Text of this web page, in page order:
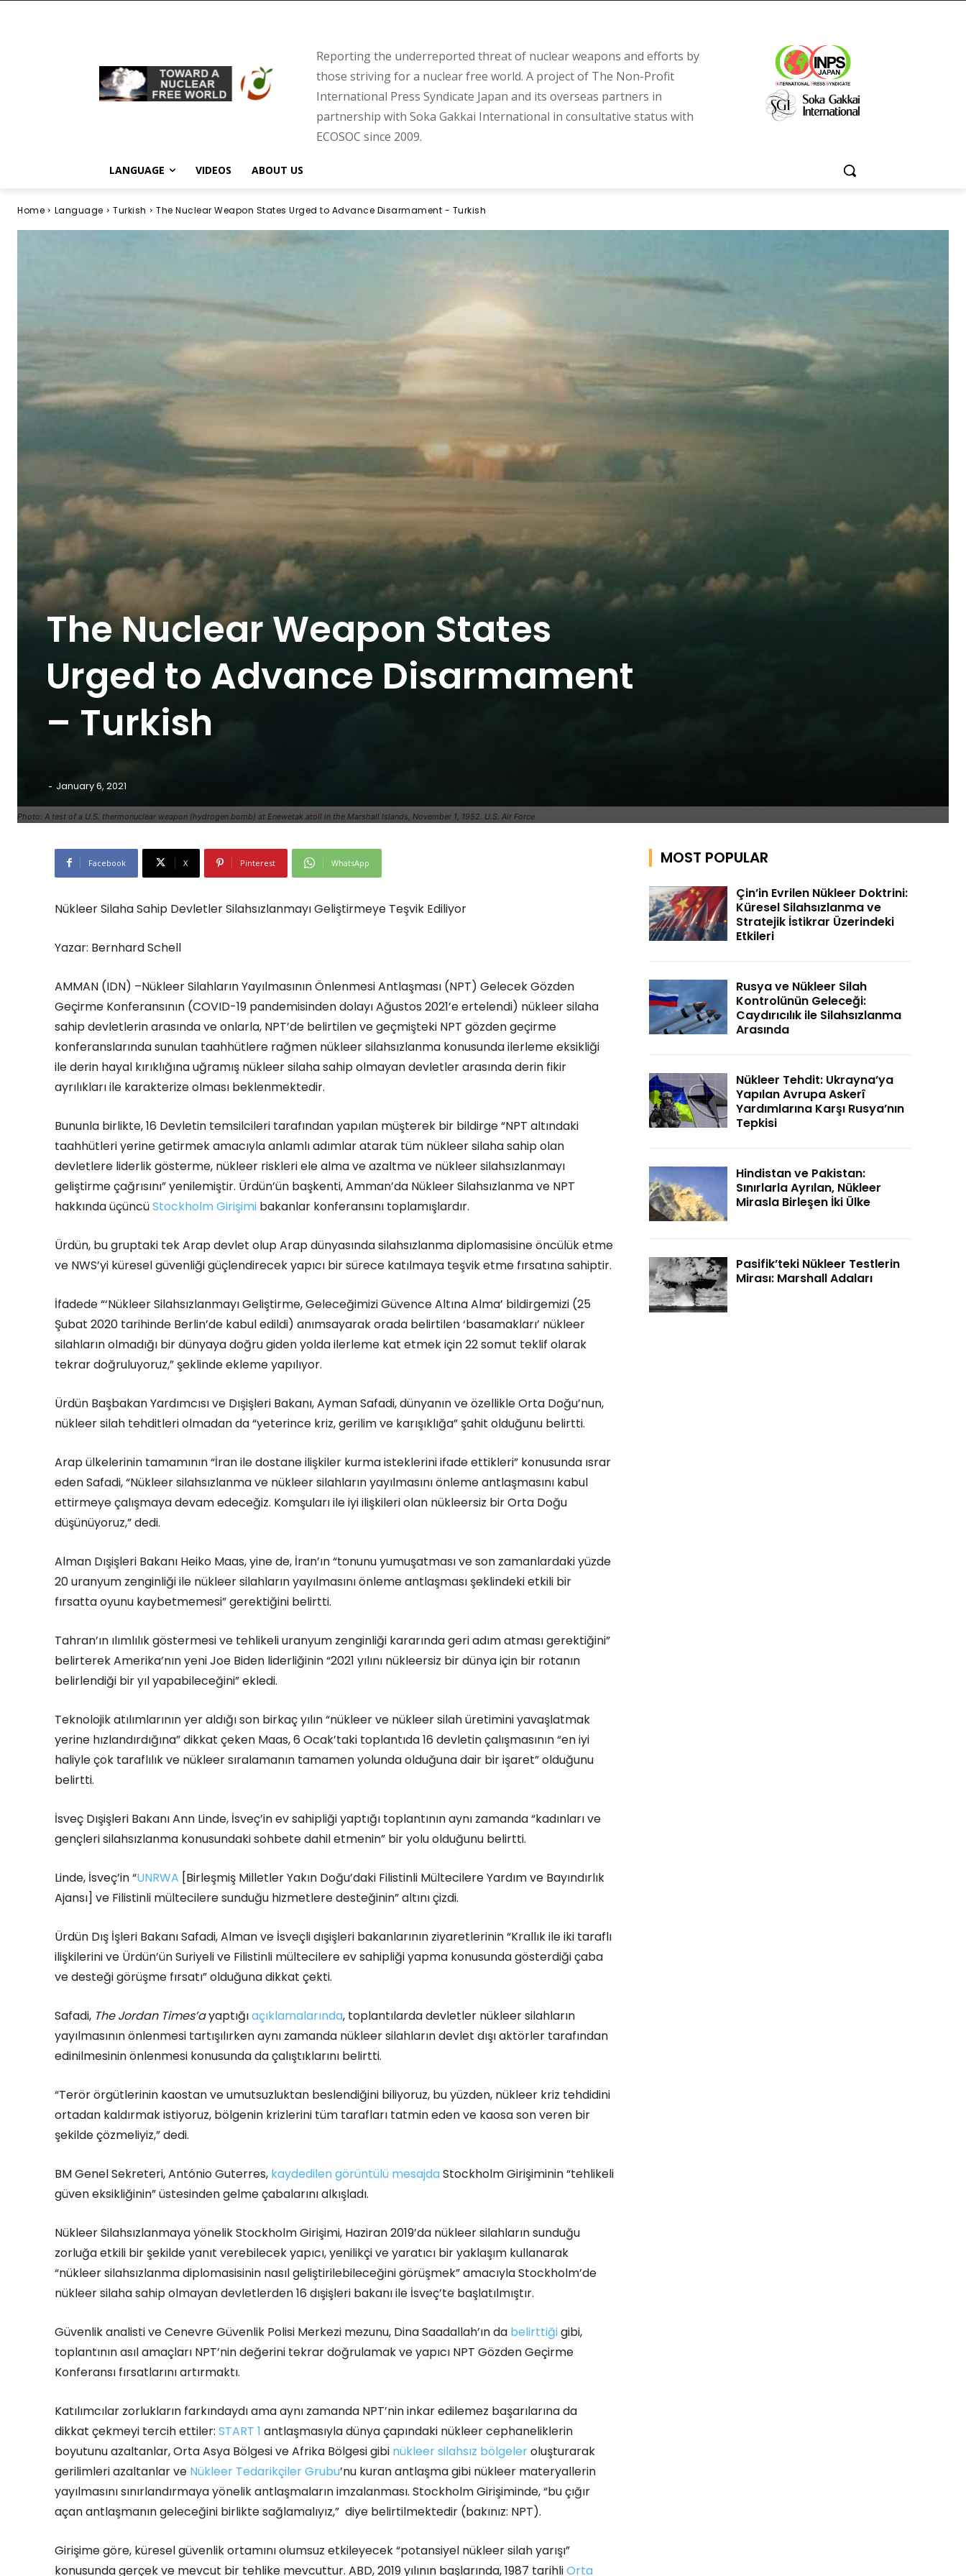
Reporting the underreported threat of nuclear weapons and efforts by
those striving for a nuclear free world. A project of The Non-Profit
International Press Syndicate Japan and its overseas partners in
partnership with Soka Gakkai International in consultative status with
ECOSOC since 2009.
LANGUAGE VIDEOS ABOUT US
Home Language Turkish The Nuclear Weapon States Urged to Advance Disarmament - Turkish
Photo: A test of a U.S. thermonuclear weapon (hydrogen bomb) at Enewetak atoll in the Marshall Islands, November 1, 1952. U.S. Air Force
The Nuclear Weapon States
Urged to Advance Disarmament
– Turkish
- January 6, 2021
Facebook X Pinterest WhatsApp
Nükleer Silaha Sahip Devletler Silahsızlanmayı Geliştirmeye Teşvik Ediliyor
Yazar: Bernhard Schell
AMMAN (IDN) –Nükleer Silahların Yayılmasının Önlenmesi Antlaşması (NPT) Gelecek Gözden
Geçirme Konferansının (COVID-19 pandemisinden dolayı Ağustos 2021’e ertelendi) nükleer silaha
sahip devletlerin arasında ve onlarla, NPT’de belirtilen ve geçmişteki NPT gözden geçirme
konferanslarında sunulan taahhütlere rağmen nükleer silahsızlanma konusunda ilerleme eksikliği
ile derin hayal kırıklığına uğramış nükleer silaha sahip olmayan devletler arasında derin fikir
ayrılıkları ile karakterize olması beklenmektedir.
Bununla birlikte, 16 Devletin temsilcileri tarafından yapılan müşterek bir bildirge “NPT altındaki
taahhütleri yerine getirmek amacıyla anlamlı adımlar atarak tüm nükleer silaha sahip olan
devletlere liderlik gösterme, nükleer riskleri ele alma ve azaltma ve nükleer silahsızlanmayı
geliştirme çağrısını” yenilemiştir. Ürdün’ün başkenti, Amman’da Nükleer Silahsızlanma ve NPT
hakkında üçüncüStockholm Girişimi bakanlar konferansını toplamışlardır.
Ürdün, bu gruptaki tek Arap devlet olup Arap dünyasında silahsızlanma diplomasisine öncülük etme
ve NWS’yi küresel güvenliği güçlendirecek yapıcı bir sürece katılmaya teşvik etme fırsatına sahiptir.
İfadede “‘Nükleer Silahsızlanmayı Geliştirme, Geleceğimizi Güvence Altına Alma’ bildirgemizi (25
Şubat 2020 tarihinde Berlin’de kabul edildi) anımsayarak orada belirtilen ‘basamakları’ nükleer
silahların olmadığı bir dünyaya doğru giden yolda ilerleme kat etmek için 22 somut teklif olarak
tekrar doğruluyoruz,” şeklinde ekleme yapılıyor.
Ürdün Başbakan Yardımcısı ve Dışişleri Bakanı, Ayman Safadi, dünyanın ve özellikle Orta Doğu’nun,
nükleer silah tehditleri olmadan da “yeterince kriz, gerilim ve karışıklığa” şahit olduğunu belirtti.
Arap ülkelerinin tamamının “İran ile dostane ilişkiler kurma isteklerini ifade ettikleri” konusunda ısrar
eden Safadi, “Nükleer silahsızlanma ve nükleer silahların yayılmasını önleme antlaşmasını kabul
ettirmeye çalışmaya devam edeceğiz. Komşuları ile iyi ilişkileri olan nükleersiz bir Orta Doğu
düşünüyoruz,” dedi.
Alman Dışişleri Bakanı Heiko Maas, yine de, İran’ın “tonunu yumuşatması ve son zamanlardaki yüzde
20 uranyum zenginliği ile nükleer silahların yayılmasını önleme antlaşması şeklindeki etkili bir
fırsatta oyunu kaybetmemesi” gerektiğini belirtti.
Tahran’ın ılımlılık göstermesi ve tehlikeli uranyum zenginliği kararında geri adım atması gerektiğini”
belirterek Amerika’nın yeni Joe Biden liderliğinin “2021 yılını nükleersiz bir dünya için bir rotanın
belirlendiği bir yıl yapabileceğini” ekledi.
Teknolojik atılımlarının yer aldığı son birkaç yılın “nükleer ve nükleer silah üretimini yavaşlatmak
yerine hızlandırdığına” dikkat çeken Maas, 6 Ocak’taki toplantıda 16 devletin çalışmasının “en iyi
haliyle çok taraflılık ve nükleer sıralamanın tamamen yolunda olduğuna dair bir işaret” olduğunu
belirtti.
İsveç Dışişleri Bakanı Ann Linde, İsveç’in ev sahipliği yaptığı toplantının aynı zamanda “kadınları ve
gençleri silahsızlanma konusundaki sohbete dahil etmenin” bir yolu olduğunu belirtti.
Linde, İsveç’in “UNRWA [Birleşmiş Milletler Yakın Doğu’daki Filistinli Mültecilere Yardım ve Bayındırlık
Ajansı] ve Filistinli mültecilere sunduğu hizmetlere desteğinin” altını çizdi.
Ürdün Dış İşleri Bakanı Safadi, Alman ve İsveçli dışişleri bakanlarının ziyaretlerinin “Krallık ile iki taraflı
ilişkilerini ve Ürdün’ün Suriyeli ve Filistinli mültecilere ev sahipliği yapma konusunda gösterdiği çaba
ve desteği görüşme fırsatı” olduğuna dikkat çekti.
Safadi, The Jordan Times’ayaptığıaçıklamalarında, toplantılarda devletler nükleer silahların
yayılmasının önlenmesi tartışılırken aynı zamanda nükleer silahların devlet dışı aktörler tarafından
edinilmesinin önlenmesi konusunda da çalıştıklarını belirtti.
“Terör örgütlerinin kaostan ve umutsuzluktan beslendiğini biliyoruz, bu yüzden, nükleer kriz tehdidini
ortadan kaldırmak istiyoruz, bölgenin krizlerini tüm tarafları tatmin eden ve kaosa son veren bir
şekilde çözmeliyiz,” dedi.
BM Genel Sekreteri, António Guterres, kaydedilen görüntülü mesajdaStockholm Girişiminin “tehlikeli
güven eksikliğinin” üstesinden gelme çabalarını alkışladı.
Nükleer Silahsızlanmaya yönelik Stockholm Girişimi, Haziran 2019’da nükleer silahların sunduğu
zorluğa etkili bir şekilde yanıt verebilecek yapıcı, yenilikçi ve yaratıcı bir yaklaşım kullanarak
“nükleer silahsızlanma diplomasisinin nasıl geliştirilebileceğini görüşmek” amacıyla Stockholm’de
nükleer silaha sahip olmayan devletlerden 16 dışişleri bakanı ile İsveç’te başlatılmıştır.
Güvenlik analisti ve Cenevre Güvenlik Polisi Merkezi mezunu, Dina Saadallah’ın da belirttiğigibi,
toplantının asıl amaçları NPT’nin değerini tekrar doğrulamak ve yapıcı NPT Gözden Geçirme
Konferansı fırsatlarını artırmaktı.
Katılımcılar zorlukların farkındaydı ama aynı zamanda NPT’nin inkar edilemez başarılarına da
dikkat çekmeyi tercih ettiler: START 1 antlaşmasıyla dünya çapındaki nükleer cephaneliklerin
boyutunu azaltanlar, Orta Asya Bölgesi ve Afrika Bölgesi gibi nükleer silahsız bölgeleroluşturarak
gerilimleri azaltanlar ve Nükleer Tedarikçiler Grubu’nu kuran antlaşma gibi nükleer materyallerin
yayılmasını sınırlandırmaya yönelik antlaşmaların imzalanması. Stockholm Girişiminde, “bu çığır
açan antlaşmanın geleceğini birlikte sağlamalıyız,” diye belirtilmektedir (bakınız: NPT).
Girişime göre, küresel güvenlik ortamını olumsuz etkileyecek “potansiyel nükleer silah yarışı”
konusunda gerçek ve mevcut bir tehlike mevcuttur. ABD, 2019 yılının başlarında, 1987 tarihliOrta
MOST POPULAR
Çin’in Evrilen Nükleer Doktrini:
Küresel Silahsızlanma ve
Stratejik İstikrar Üzerindeki
Etkileri
Rusya ve Nükleer Silah
Kontrolünün Geleceği:
Caydırıcılık ile Silahsızlanma
Arasında
Nükleer Tehdit: Ukrayna’ya
Yapılan Avrupa Askerî
Yardımlarına Karşı Rusya’nın
Tepkisi
Hindistan ve Pakistan:
Sınırlarla Ayrılan, Nükleer
Mirasla Birleşen İki Ülke
Pasifik’teki Nükleer Testlerin
Mirası: Marshall Adaları